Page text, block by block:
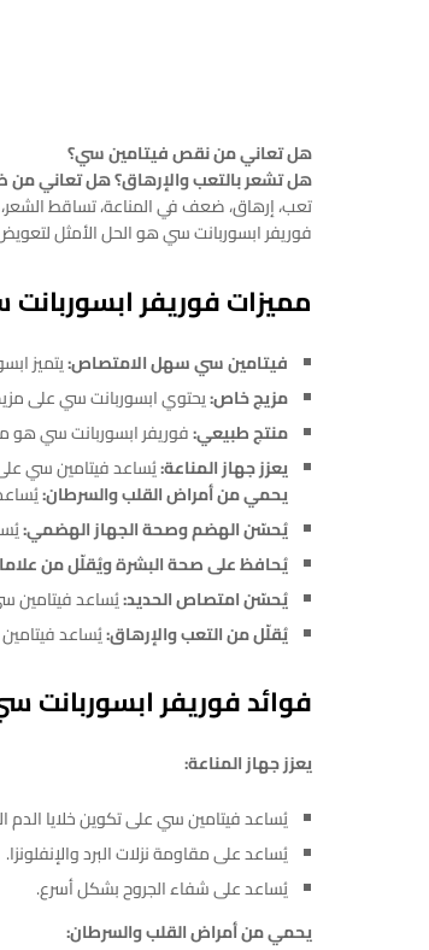
هل تعاني من نقص فيتامين سي؟
هل تشعر بالتعب والإرهاق؟ هل تعاني
تعب، إرهاق، ضعف في المناعة، تساقط
فوريفر ابسوربانت سي هو الحل الأمثل
مميزات فوريفر
فيتامين سي سهل الامتصاص:يتميز
مزيج خاص:يحتوي ابسوربانت سي على
منتج طبيعي:فوريفر ابسوربانت سي هو
يعزز جهاز المناعة:يُساعد فيتامين سي
يحمي من أمراض القلب والسرطان:
يُحسّن الهضم وصحة الجهاز الهضمي:
يُحافظ على صحة البشرة ويُقلّل من
يُحسّن امتصاص الحديد:يُساعد فيتامين
يُقلّل من التعب والإرهاق:يُساعد
فوائد فوريفر ابسوربانت
يعزز جهاز المناعة:
يُساعد فيتامين سي على تكوين خلايا
يُساعد على مقاومة نزلات البرد والإنفلونزا.
يُساعد على شفاء الجروح بشكل أسرع.
يحمي من أمراض القلب والسرطان: